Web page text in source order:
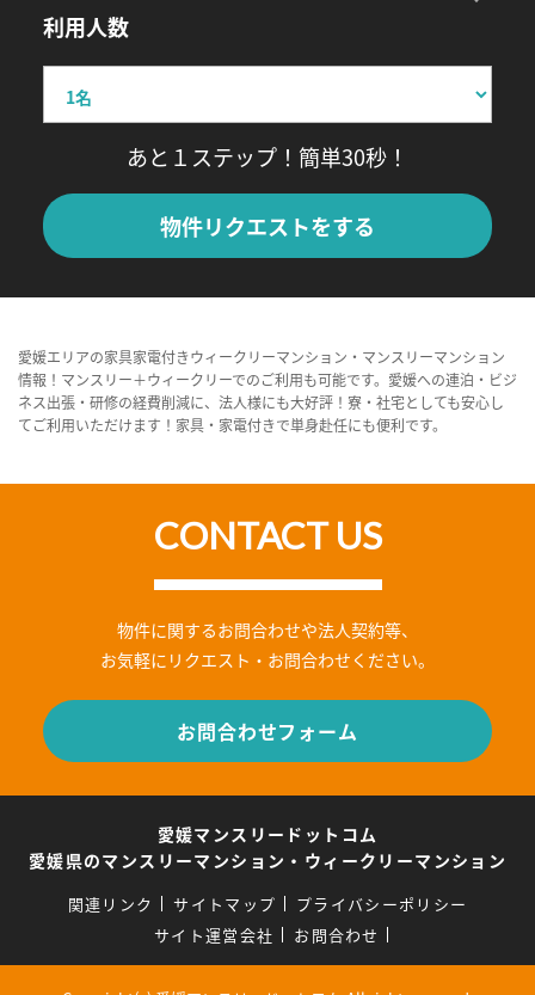
利用人数
あと１ステップ！簡単30秒！
物件リクエストをする
愛媛エリアの家具家電付きウィークリーマンション・マンスリーマンション
情報！マンスリー＋ウィークリーでのご利用も可能です。愛媛への連泊・ビジ
ネス出張・研修の経費削減に、法人様にも大好評！寮・社宅としても安心し
てご利用いただけます！家具・家電付きで単身赴任にも便利です。
CONTACT US
物件に関するお問合わせや法人契約等、
お気軽にリクエスト・お問合わせください。
お問合わせフォーム
愛媛マンスリードットコム
愛媛県のマンスリーマンション・ウィークリーマンション
関連リンク サイトマップ
プライバシーポリシー
サイト運営会社
お問合わせ